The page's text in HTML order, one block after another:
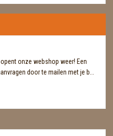
onze webshop weer! Een
door te mailen met je b...